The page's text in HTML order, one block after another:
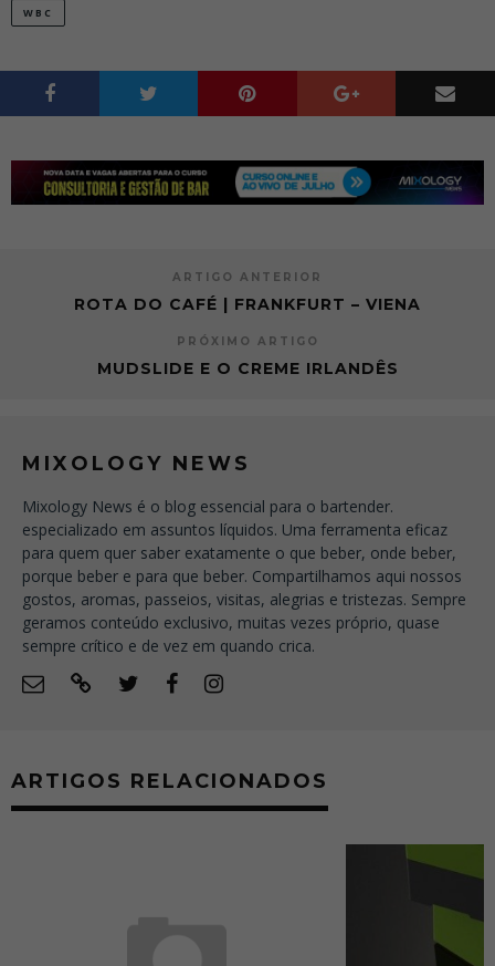
WBC
ARTIGO ANTERIOR
ROTA DO CAFÉ | FRANKFURT – VIENA
PRÓXIMO ARTIGO
MUDSLIDE E O CREME IRLANDÊS
MIXOLOGY NEWS
Mixology News é o blog essencial para o bartender.
especializado em assuntos líquidos. Uma ferramenta eficaz
para quem quer saber exatamente o que beber, onde beber,
porque beber e para que beber. Compartilhamos aqui nossos
gostos, aromas, passeios, visitas, alegrias e tristezas. Sempre
geramos conteúdo exclusivo, muitas vezes próprio, quase
sempre crítico e de vez em quando crica.
ARTIGOS RELACIONADOS